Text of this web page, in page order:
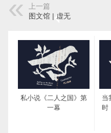
上一篇
图文馆 | 虚无
私小说《二人之国》第
一幕
当
时